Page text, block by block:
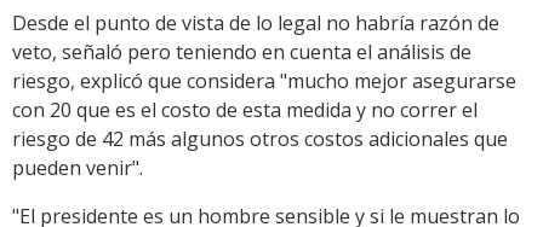
Desde el punto de vista de lo legal no habría razón de
veto, señaló pero teniendo en cuenta el análisis de
riesgo, explicó que considera "mucho mejor asegurarse
con 20 que es el costo de esta medida y no correr el
riesgo de 42 más algunos otros costos adicionales que
pueden venir".
"El presidente es un hombre sensible y si le muestran lo